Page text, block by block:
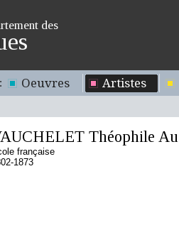
des
Oeuvres Artistes
Théophile
française
1873